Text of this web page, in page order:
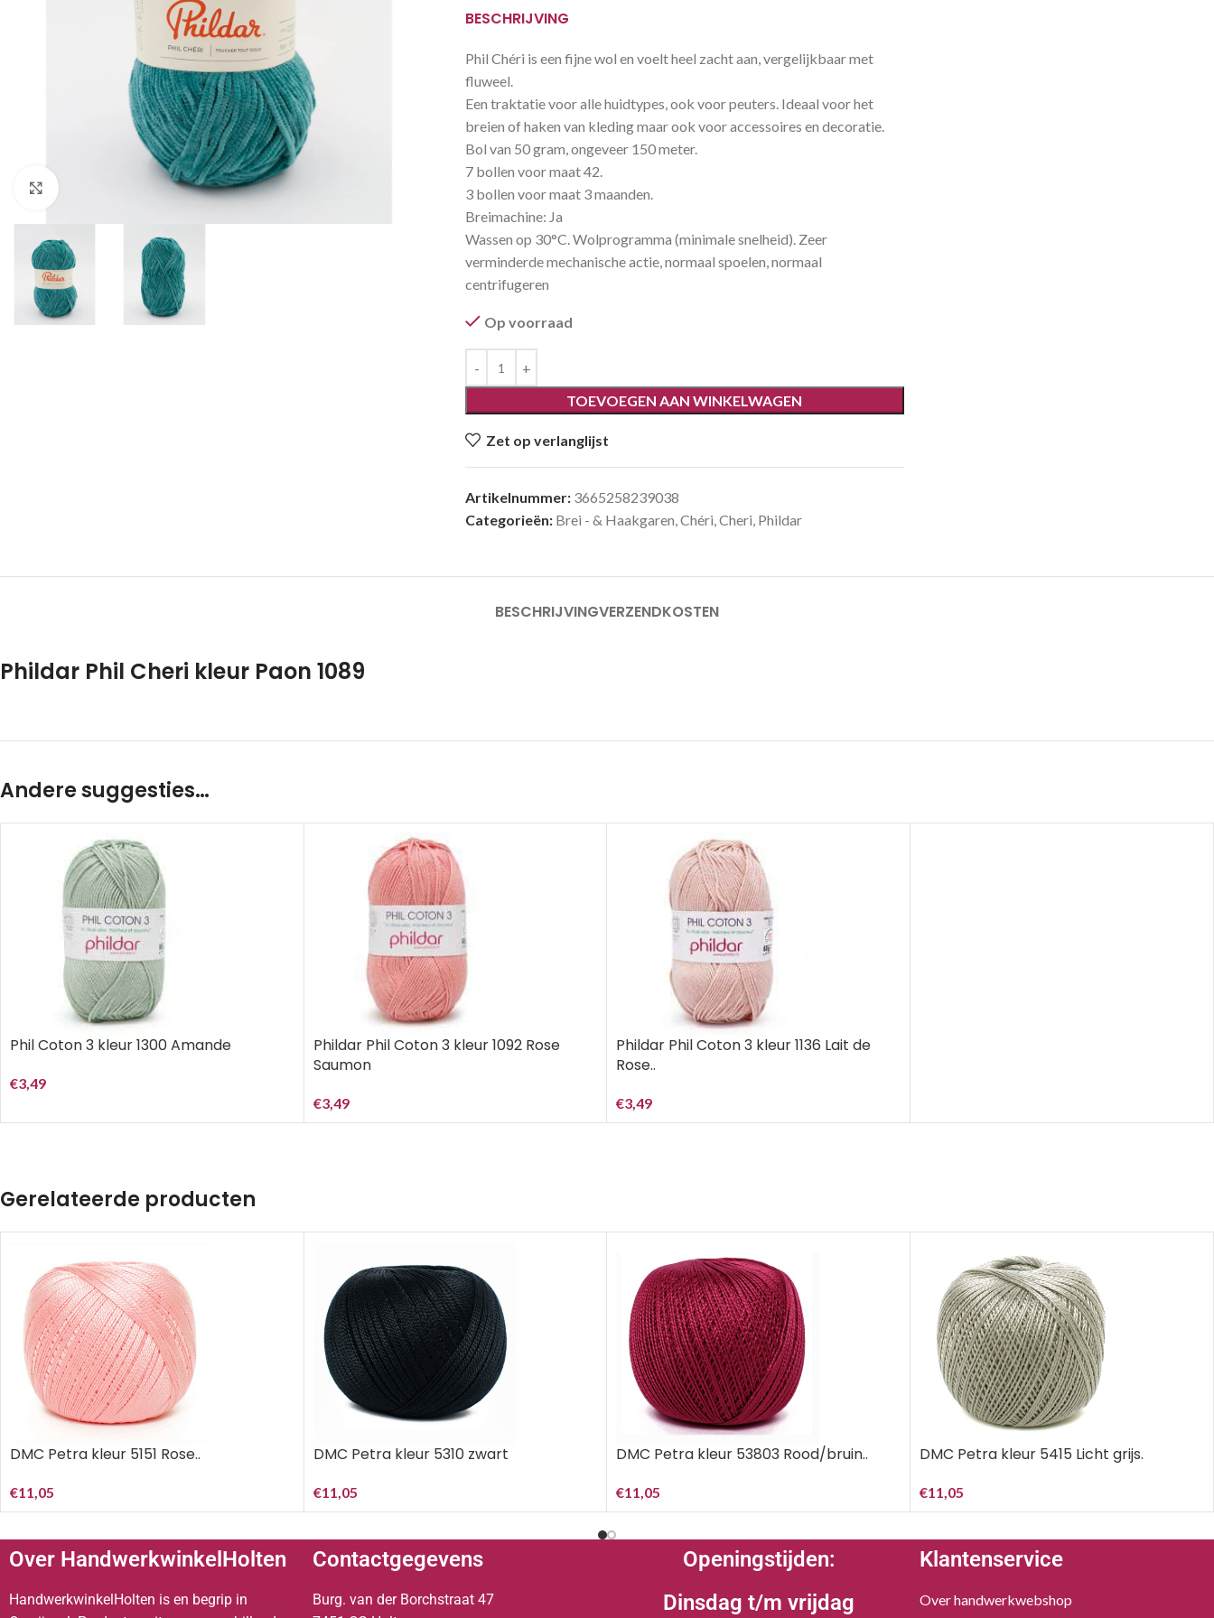
Klik om te vergroten
BESCHRIJVING
Phil Chéri is een fijne wol en voelt heel zacht aan, vergelijkbaar met
fluweel.
Een traktatie voor alle huidtypes, ook voor peuters. Ideaal voor het
breien of haken van kleding maar ook voor accessoires en decoratie.
Bol van 50 gram, ongeveer 150 meter.
7 bollen voor maat 42.
3 bollen voor maat 3 maanden.
Breimachine: Ja
Wassen op 30°C. Wolprogramma (minimale snelheid). Zeer
verminderde mechanische actie, normaal spoelen, normaal
centrifugeren
Op voorraad
TOEVOEGEN AAN WINKELWAGEN
Zet op verlanglijst
Artikelnummer: 3665258239038
Categorieën: Brei - & Haakgaren,Chéri,Cheri, Phildar
BESCHRIJVINGVERZENDKOSTEN
Phildar Phil Cheri kleur Paon 1089
Andere suggesties…
Phil Coton 3 kleur 1300 Amande
€3,49
Phildar Phil Coton 3 kleur 1092 Rose
Saumon
€3,49
Phildar Phil Coton 3 kleur 1136 Lait de
Rose..
€3,49
Gerelateerde producten
DMC Petra kleur 5151 Rose..
€11,05
DMC Petra kleur 5310 zwart
€11,05
DMC Petra kleur 53803 Rood/bruin..
€11,05
DMC Petra kleur 5415 Licht grijs.
€11,05
Over HandwerkwinkelHolten
HandwerkwinkelHolten is en begrip in
Contactgegevens
Burg. van der Borchstraat 47
Openingstijden:
Dinsdag t/m vrijdag
Klantenservice
Over handwerkwebshop